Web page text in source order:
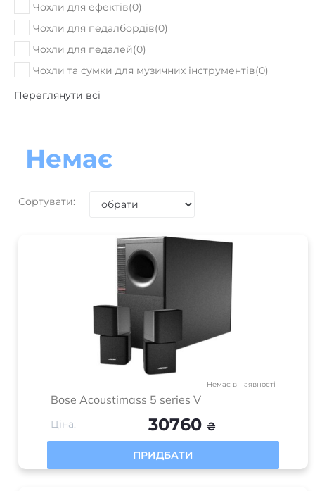
Чохли для ефектів(0)
Чохли для педалбордів(0)
Чохли для педалей(0)
Чохли та сумки для музичних інструментів(0)
Переглянути всі
Немає
Сортувати:
Немає в наявності
Bose Acoustimass 5 series V
Ціна: 30760 ₴
ПРИДБАТИ